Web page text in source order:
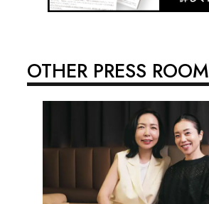
OTHER PRESS ROOM